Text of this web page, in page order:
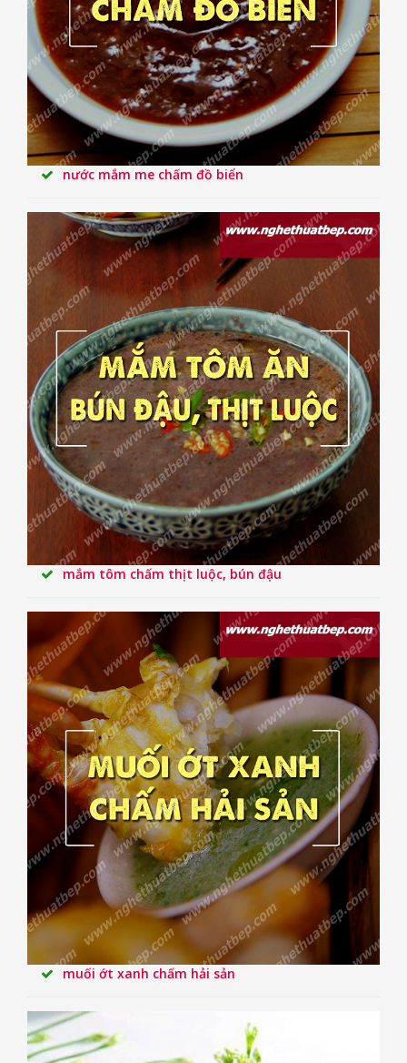
nước mắm me chấm đồ biển
mắm tôm chấm thịt luộc, bún đậu
muối ớt xanh chấm hải sản